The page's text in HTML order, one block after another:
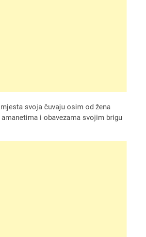
svoja čuvaju osim od žena
i obavezama svojim brigu